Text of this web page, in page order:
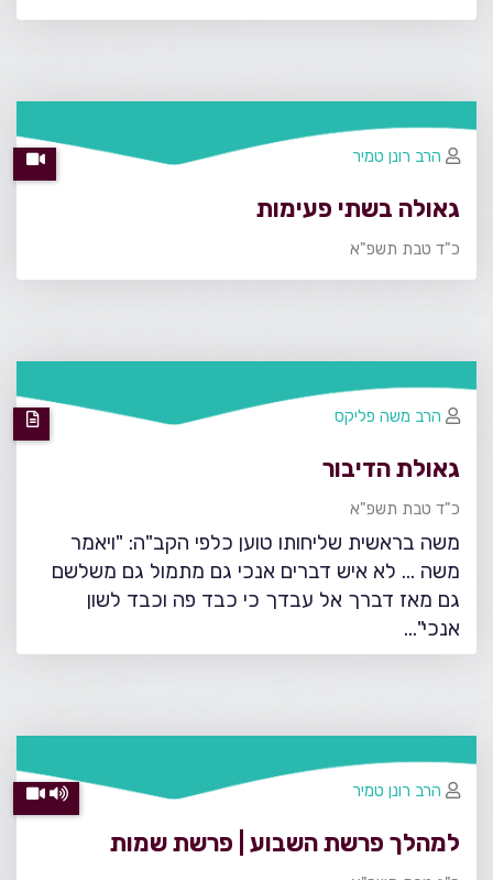
גאולה בשתי פעימות
כ"ד טבת תשפ"א
הרב רונן טמיר
גאולת הדיבור
כ"ד טבת תשפ"א
משה בראשית שליחותו טוען כלפי הקב"ה: "ויאמר
משה ... לא איש דברים אנכי גם מתמול גם משלשם
גם מאז דברך אל עבדך כי כבד פה וכבד לשון
אנכי"...
הרב משה פליקס
למהלך פרשת השבוע | פרשת שמות
הרב רונן טמיר